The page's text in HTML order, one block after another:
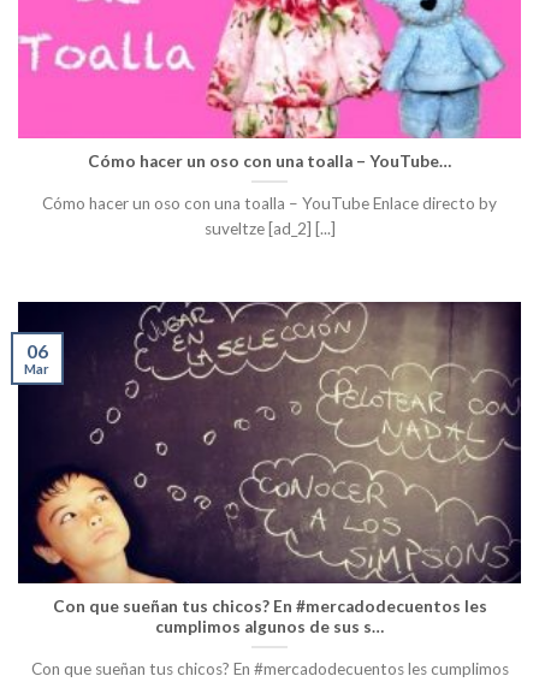
Cómo hacer un oso con una toalla – YouTube…
Cómo hacer un oso con una toalla – YouTube Enlace directo by
suveltze [ad_2] [...]
Con que sueñan tus chicos? En #mercadodecuentos les
cumplimos algunos de sus s…
Con que sueñan tus chicos? En #mercadodecuentos les cumplimos
06
Mar